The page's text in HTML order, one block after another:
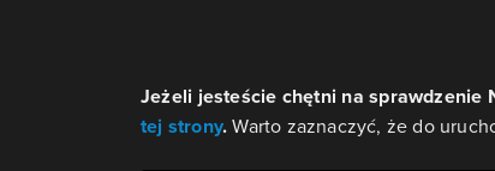
Jeżeli jesteście chętni na sprawdzenie
tej strony.Warto zaznaczyć, że do